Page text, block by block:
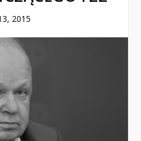
2015